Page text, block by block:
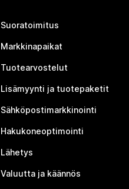
Suoratoimitus
Markkinapaikat
Tuotearvostelut
Lisämyynti ja tuotepaketit
Sähköpostimarkkinointi
Hakukoneoptimointi
Lähetys
Valuutta ja käännös